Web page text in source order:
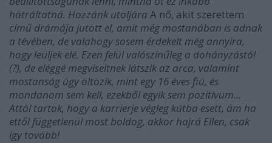
hátráltatná. Hozzánk utoljára A nő, akit szerettem
című drámája jutott el, amit még mostanában is adnak
a tévében, de valahogy sosem érdekelt még annyira,
hogy leüljek elé. Ezen felül valószínűleg a dohányzástól
(?), de eléggé megviseltnek látszik az arca, valamint
mostanság úgy öltözik, mint egy 16 éves fiú, és
mondanom sem kell, ezekből egyik sem pozitívum...
Attól tartok, hogy a karrierje végleg kútba esett, ám ha
ettől függetlenül most boldog, akkor hajrá Ellen, csak
így tovább!